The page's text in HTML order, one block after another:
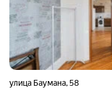
улица Баумана,58